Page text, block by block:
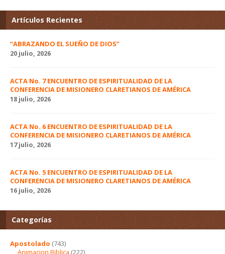
Artículos Recientes
“ABRAZANDO EL SUEÑO DE DIOS”
20 julio, 2026
ACTA No. 7 ENCUENTRO DE ESPIRITUALIDAD DE LA
CONFERENCIA DE MISIONERO CLARETIANOS DE AMÉRICA
18 julio, 2026
ACTA No. 6 ENCUENTRO DE ESPIRITUALIDAD DE LA
CONFERENCIA DE MISIONERO CLARETIANOS DE AMÉRICA
17 julio, 2026
ACTA No. 5 ENCUENTRO DE ESPIRITUALIDAD DE LA
CONFERENCIA DE MISIONERO CLARETIANOS DE AMÉRICA
16 julio, 2026
Categorías
Apostolado (743)
Animacion Biblica (222)